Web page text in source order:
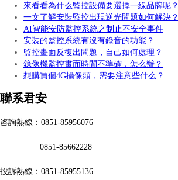
來看看為什么監控設備要選擇一線品牌呢？
一文了解安裝監控出現逆光問題如何解決？
AI智能安防監控系統之制止不安全事件
安裝的監控系統有沒有錄音的功能？
監控畫面反復出問題，自己如何處理？
錄像機監控畫面時間不準確，怎么辦？
想購買個4G攝像頭，需要注意些什么？
聯系君安
咨詢熱線：0851-85956076
0851-85662228
投訴熱線：0851-85955136